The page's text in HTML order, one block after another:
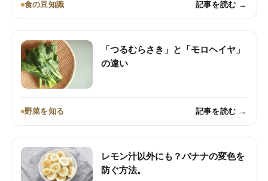
食の豆知識 記事を読む →
「つるむらさき」と「モロヘイヤ」
の違い
野菜を知る 記事を読む →
レモン汁以外にも？バナナの変色を
防ぐ方法。